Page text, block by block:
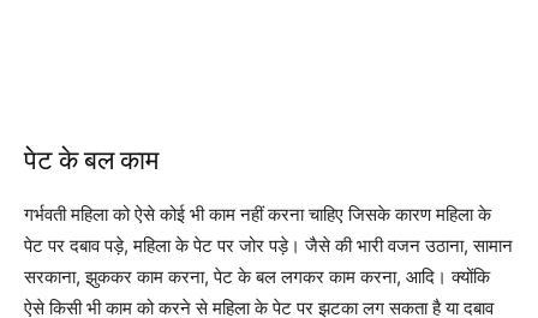
पेट के बल काम
गर्भवती महिला को ऐसे कोई भी काम नहीं करना चाहिए जिसके कारण महिला के
पेट पर दबाव पड़े, महिला के पेट पर जोर पड़े। जैसे की भारी वजन उठाना, सामान
सरकाना, झुककर काम करना, पेट के बल लगकर काम करना, आदि। क्योंकि
ऐसे किसी भी काम को करने से महिला के पेट पर झटका लग सकता है या दबाव